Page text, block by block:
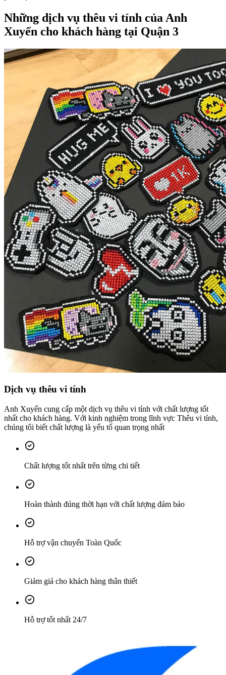
Những dịch vụ thêu vi tính của Anh
Xuyến cho khách hàng tại Quận 3
Dịch vụ thêu vi tính
Anh Xuyến cung cấp một dịch vụ thêu vi tính với chất lượng tốt
nhất cho khách hàng. Với kinh nghiệm trong lĩnh vực Thêu vi tính,
chúng tôi biết chất lượng là yếu tố quan trọng nhất
Chất lượng tốt nhất trên từng chi tiết
Hoàn thành đúng thời hạn với chất lượng đảm bảo
Hỗ trợ vận chuyển Toàn Quốc
Giảm giá cho khách hàng thân thiết
Hỗ trợ tốt nhất 24/7